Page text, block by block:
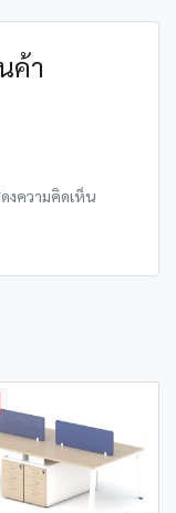
ค้า
งความคิดเห็น